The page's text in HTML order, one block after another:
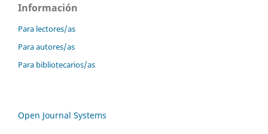
Información
Para lectores/as
Para autores/as
Para bibliotecarios/as
Open Journal Systems